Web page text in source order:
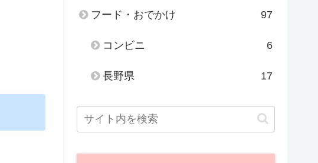
フード・おでかけ 97
コンビニ 6
長野県 17